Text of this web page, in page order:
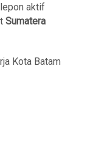
aktif
Sumatera
Kota Batam